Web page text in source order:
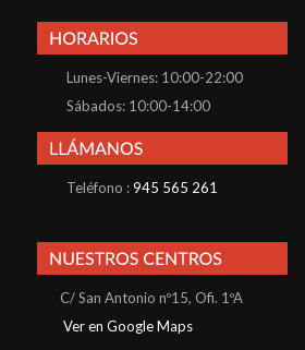
Lunes-Viernes: 10:00-22:00
Sábados: 10:00-14:00
Teléfono :945 565 261
C/ San Antonio nº15, Ofi. 1ºA
Ver en Google Maps